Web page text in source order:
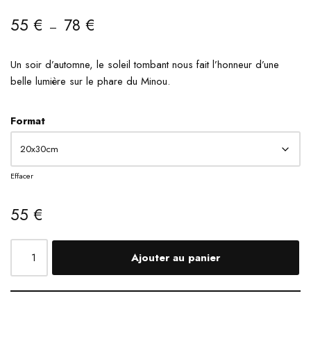
55 € – 78 €
Un soir d’automne, le soleil tombant nous fait l’honneur d’une
belle lumière sur le phare du Minou.
Format
Effacer
55 €
Ajouter au panier